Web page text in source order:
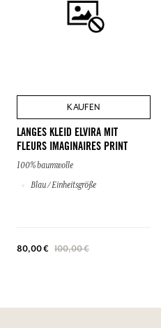
KAUFEN
LANGES KLEID ELVIRA MIT
FLEURS IMAGINAIRES PRINT
100% baumwolle
Blau / Einheitsgröße
80,00 € 100,00 €